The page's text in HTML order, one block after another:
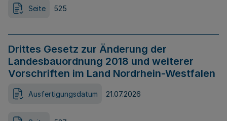
Seite 525
Drittes Gesetz zur Änderung der
Landesbauordnung 2018 und weiterer
Vorschriften im Land Nordrhein-Westfalen
Ausfertigungsdatum 21.07.2026